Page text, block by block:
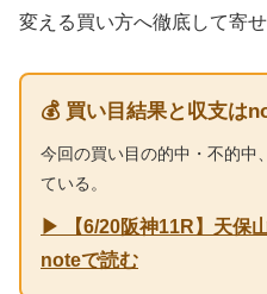
変える買い方へ徹底して寄せ
💰 買い目結果と収支は
今回の買い目の的中・不的中
ている。
▶ 【6/20阪神11R】天保
noteで読む